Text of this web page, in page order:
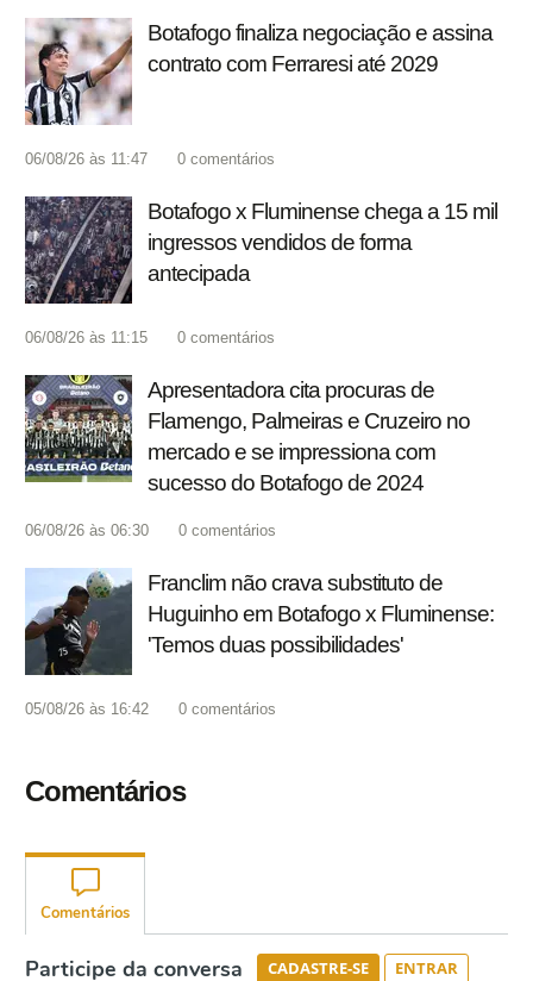
Botafogo finaliza negociação e assina
contrato com Ferraresi até 2029
06/08/26 às 11:47 0 comentários
Botafogo x Fluminense chega a 15 mil
ingressos vendidos de forma
antecipada
06/08/26 às 11:15 0 comentários
Apresentadora cita procuras de
Flamengo, Palmeiras e Cruzeiro no
mercado e se impressiona com
sucesso do Botafogo de 2024
06/08/26 às 06:30 0 comentários
Franclim não crava substituto de
Huguinho em Botafogo x Fluminense:
'Temos duas possibilidades'
05/08/26 às 16:42 0 comentários
Comentários